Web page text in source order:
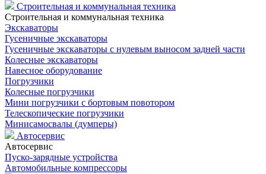
Строительная и коммунальная техника
Строительная и коммунальная техника
Экскаваторы
Гусеничные экскаваторы
Гусеничные экскаваторы с нулевым выносом задней части
Колесные экскаваторы
Навесное оборудование
Погрузчики
Колесные погрузчики
Мини погрузчики с бортовым повотором
Телескопические погрузчики
Минисамосвалы (думперы)
Автосервис
Автосервис
Пуско-зарядные устройства
Автомобильные компрессоры